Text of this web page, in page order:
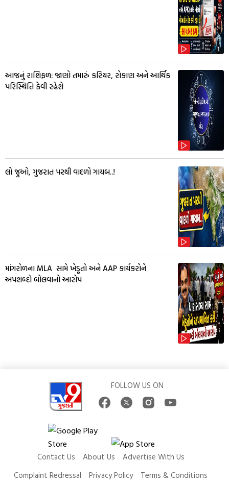
આજનું રાશિફળ: જાણો તમારું કરિયર, રોકાણ અને આર્થિક
પરિસ્થિતિ કેવી રહેશે
લો જુઓ, ગુજરાત પરથી વાદળો ગાયબ..!
માંગરોળના MLA સામે ખેડૂતો અને AAP કાર્યકરોને
અપશબ્દો બોલવાનો આરોપ
FOLLOW US ON
Contact Us About Us
Advertise With Us
Complaint Redressal
Privacy Policy Terms & Conditions